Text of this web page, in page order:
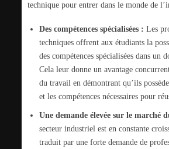
technique pour entrer dans le monde de
Des compétences spécialisées : Les
techniques offrent aux étudiants la
des compétences spécialisées dans un
Cela leur donne un avantage
du travail en démontrant qu’ils
et les compétences nécessaires pour
Une demande élevée sur le marché
secteur industriel est en constante
traduit par une forte demande de